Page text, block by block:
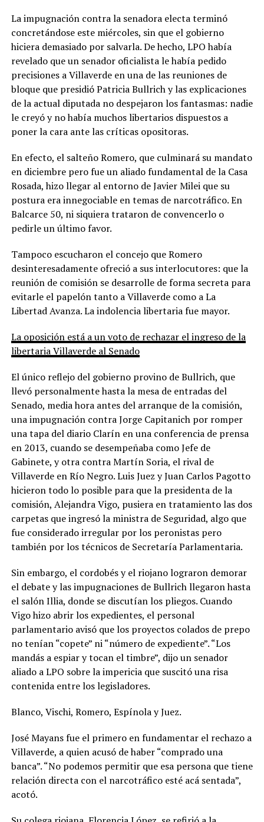
La impugnación contra la senadora electa terminó
concretándose este miércoles, sin que el gobierno
hiciera demasiado por salvarla. De hecho, LPO había
revelado que un senador oficialista le había pedido
precisiones a Villaverde en una de las reuniones de
bloque que presidió Patricia Bullrich y las explicaciones
de la actual diputada no despejaron los fantasmas: nadie
le creyó y no había muchos libertarios dispuestos a
poner la cara ante las críticas opositoras.
En efecto, el salteño Romero, que culminará su mandato
en diciembre pero fue un aliado fundamental de la Casa
Rosada, hizo llegar al entorno de Javier Milei que su
postura era innegociable en temas de narcotráfico. En
Balcarce 50, ni siquiera trataron de convencerlo o
pedirle un último favor.
Tampoco escucharon el concejo que Romero
desinteresadamente ofreció a sus interlocutores: que la
reunión de comisión se desarrolle de forma secreta para
evitarle el papelón tanto a Villaverde como a La
Libertad Avanza. La indolencia libertaria fue mayor.
La oposición está a un voto de rechazar el ingreso de la
libertaria Villaverde al Senado
El único reflejo del gobierno provino de Bullrich, que
llevó personalmente hasta la mesa de entradas del
Senado, media hora antes del arranque de la comisión,
una impugnación contra Jorge Capitanich por romper
una tapa del diario Clarín en una conferencia de prensa
en 2013, cuando se desempeñaba como Jefe de
Gabinete, y otra contra Martín Soria, el rival de
Villaverde en Río Negro. Luis Juez y Juan Carlos Pagotto
hicieron todo lo posible para que la presidenta de la
comisión, Alejandra Vigo, pusiera en tratamiento las dos
carpetas que ingresó la ministra de Seguridad, algo que
fue considerado irregular por los peronistas pero
también por los técnicos de Secretaría Parlamentaria.
Sin embargo, el cordobés y el riojano lograron demorar
el debate y las impugnaciones de Bullrich llegaron hasta
el salón Illia, donde se discutían los pliegos. Cuando
Vigo hizo abrir los expedientes, el personal
parlamentario avisó que los proyectos colados de prepo
no tenían “copete” ni “número de expediente”. “Los
mandás a espiar y tocan el timbre”, dijo un senador
aliado a LPO sobre la impericia que suscitó una risa
contenida entre los legisladores.
Blanco, Vischi, Romero, Espínola y Juez.
José Mayans fue el primero en fundamentar el rechazo a
Villaverde, a quien acusó de haber “comprado una
banca”. “No podemos permitir que esa persona que tiene
relación directa con el narcotráfico esté acá sentada”,
acotó.